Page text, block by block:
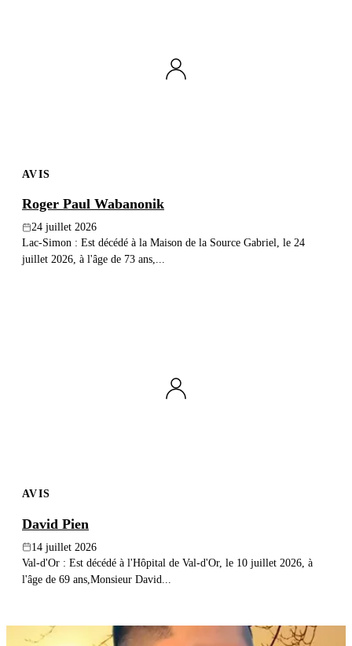
Publier un avis
AVIS
Roger Paul Wabanonik
24 juillet 2026
Lac-Simon : Est décédé à la Maison de la Source Gabriel, le 24
juillet 2026, à l'âge de 73 ans,...
AVIS
David Pien
14 juillet 2026
Val-d'Or : Est décédé à l'Hôpital de Val-d'Or, le 10 juillet 2026, à
l'âge de 69 ans,Monsieur David...